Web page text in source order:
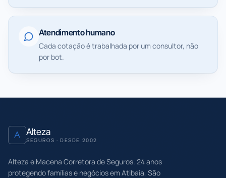
Atendimento humano
Cada cotação é trabalhada por um consultor, não
por bot.
Alteza
SEGUROS · DESDE 2002
Alteza e Macena Corretora de Seguros. 24anos
protegendo famílias e negócios em Atibaia, São